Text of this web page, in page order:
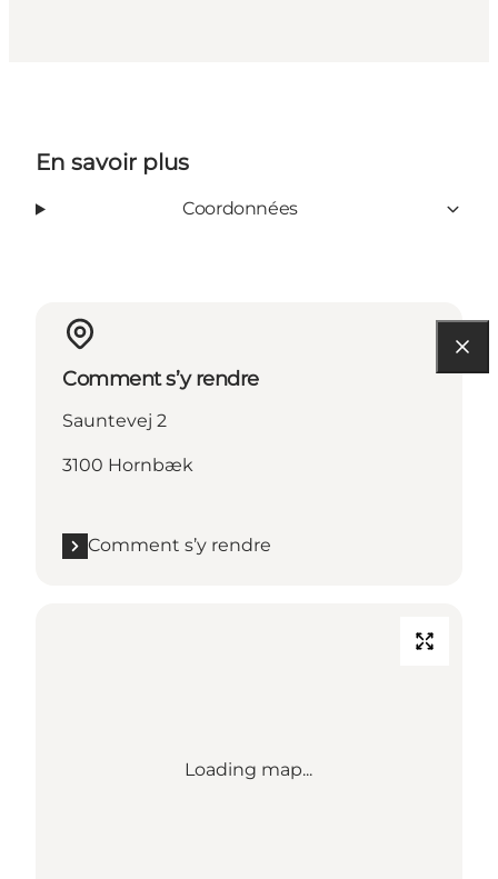
En savoir plus
Coordonnées
Comment s’y rendre
Sauntevej 2
3100 Hornbæk
Comment s’y rendre
Loading map...